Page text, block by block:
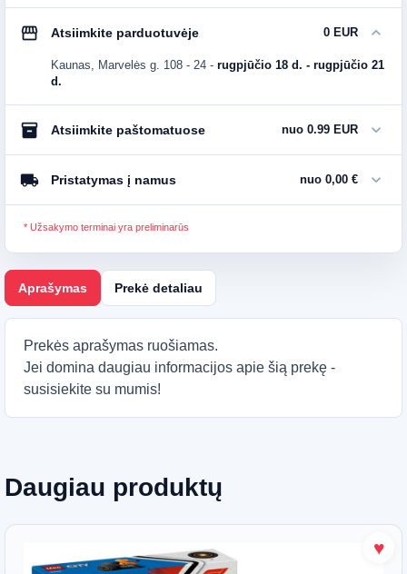
storefront Atsiimkite parduotuvėje 0 EUR expand_more
Kaunas, Marvelės g. 108 - 24 - rugpjūčio 18 d. - rugpjūčio 21
d.
inventory_2Atsiimkite paštomatuose nuo 0.99 EUR expand_more
local_shipping Pristatymas į namus nuo 0,00 € expand_more
* Užsakymo terminai yra preliminarūs
Aprašymas Prekė detaliau
Prekės aprašymas ruošiamas.
Jei domina daugiau informacijos apie šią prekę -
susisiekite su mumis!
Daugiau produktų